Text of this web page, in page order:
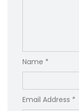
Name *
Email Address *